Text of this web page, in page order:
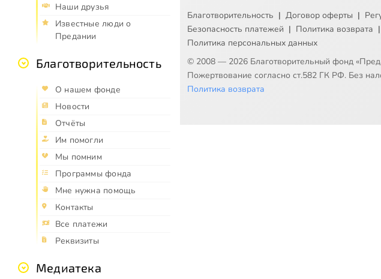
Наши друзья
Известные люди о
Предании
Благотворительность
О нашем фонде
Новости
Отчёты
Им помогли
Мы помним
Программы фонда
Мне нужна помощь
Контакты
Все платежи
Реквизиты
Медиатека
Благотворительность | Договор оферты |
Безопасность платежей | Политика возврата |
Политика персональных данных
© 2008 — 2026 Благотворительный фонд
Пожертвование согласно ст.582 ГК РФ. Без
Политика возврата